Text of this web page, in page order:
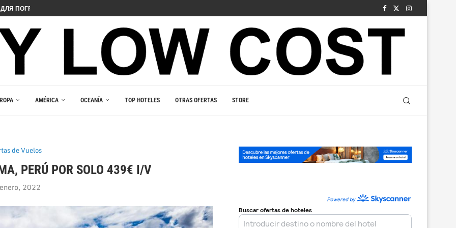
ПОГРУЖЕНИЯ В ИГРОВОЙ...
AMÉRICA OCEANÍA TOP HOTELES OTRAS OFERTAS STORE
de Vuelos
PERÚ POR SOLO 439€ I/V
2022